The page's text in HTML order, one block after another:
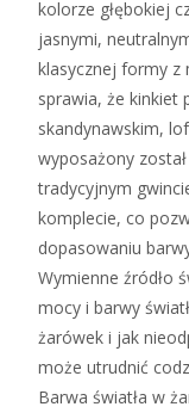
kolorze głębokiej
jasnymi,
klasycznej formy z
sprawia, że kinkiet
skandynawskim,
wyposażony
tradycyjnym
komplecie, co
dopasowaniu
Wymienne źródło
mocy i barwy
żarówek i jak
może utrudnić
Barwa światła w